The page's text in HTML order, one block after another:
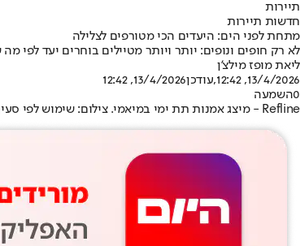
תיירות
חדשות תיירות
מתחת לפני הים: היעדים הכי מטורפים לצלילה
לא רק חופים ונופים: יותר ויותר מטיילים בוחרים יעד
ליאת מופז מילצ'ן
13/4/2026, 12:42
,עודכן13/4/2026, 12:42
0השמעה
Refline - מיצג אמנות תת ימי במיאמי. צילום: שימוש לפי סעיף 27א' לחוק זכויות יוצרים